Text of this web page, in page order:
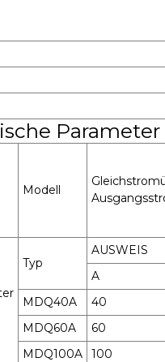
Parameter
Modell
Typ
AUSWEIS
A
MDQ40A
40
MDQ60A
60
MDQ100A
100